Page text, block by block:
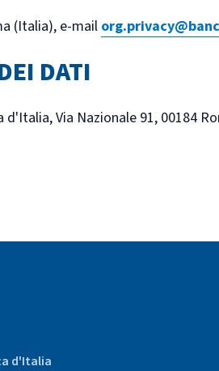
(Italia), e-mail
DATI
Via Nazionale 91, 00184
d'Italia